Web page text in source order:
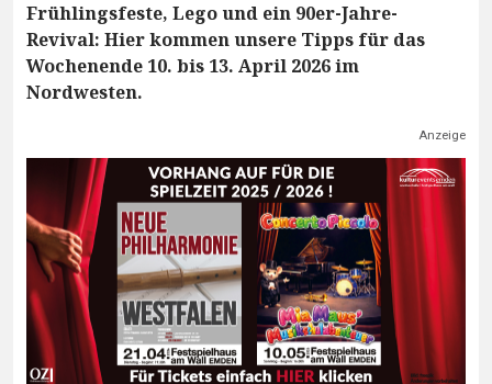
Frühlingsfeste, Lego und ein 90er-Jahre-
Revival: Hier kommen unsere Tipps für das
Wochenende 10. bis 13. April 2026 im
Nordwesten.
Anzeige